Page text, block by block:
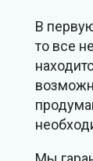
В
то все